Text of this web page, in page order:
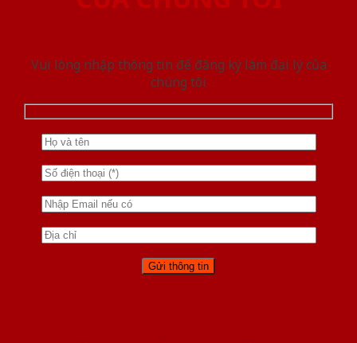
Vui lòng nhập thông tin để đăng ký làm đại lý của
chúng tôi